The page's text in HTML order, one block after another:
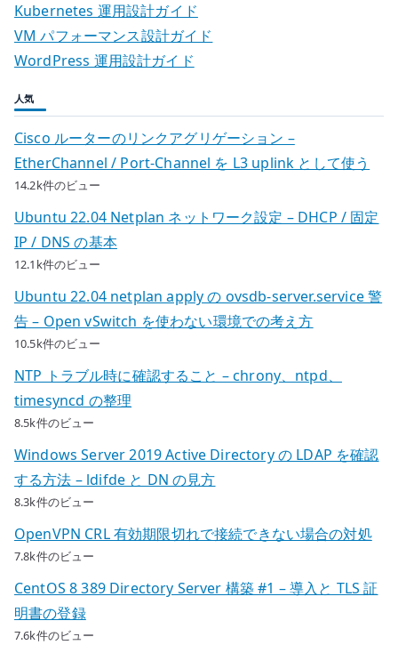
Kubernetes 運用設計ガイド
VM パフォーマンス設計ガイド
WordPress 運用設計ガイド
人気
Cisco ルーターのリンクアグリゲーション –
EtherChannel / Port-Channel を L3 uplink として使う
14.2k件のビュー
Ubuntu 22.04 Netplan ネットワーク設定 – DHCP / 固定
IP / DNS の基本
12.1k件のビュー
Ubuntu 22.04 netplan apply の ovsdb-server.service 警
告 – Open vSwitch を使わない環境での考え方
10.5k件のビュー
NTP トラブル時に確認すること – chrony、ntpd、
timesyncd の整理
8.5k件のビュー
Windows Server 2019 Active Directory の LDAP を確認
する方法 – ldifde と DN の見方
8.3k件のビュー
OpenVPN CRL 有効期限切れで接続できない場合の対処
7.8k件のビュー
CentOS 8 389 Directory Server 構築 #1 – 導入と TLS 証
明書の登録
7.6k件のビュー